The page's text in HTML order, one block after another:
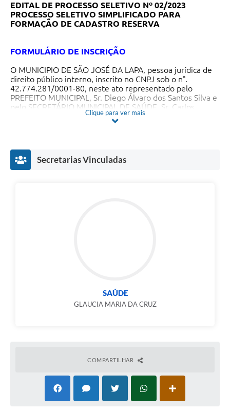
EDITAL DE PROCESSO SELETIVO Nº 02/2023
PROCESSO SELETIVO SIMPLIFICADO PARA
FORMAÇÃO DE CADASTRO RESERVA
FORMULÁRIO DE INSCRIÇÃO
O MUNICIPIO DE SÃO JOSÉ DA LAPA, pessoa jurídica de
direito público interno, inscrito no CNPJ sob o n°.
42.774.281/0001-80, neste ato representado pelo
PREFEITO MUNICIPAL, Sr. Diego Álvaro dos Santos Silva e
pelo SECRETÁRIO MUNICIPAL DE SAÚDE, Sr. Carlos
Henrique Ferreira Alves, na forma preconizada pelo art.
37, IX da Constituição Federal, FAZ SABER a todos os
PROCESSO SELETIVO SIMPLIFICADO PARA
PREENCHIMENTO DE VAGAS E CADASTRO DE RESERVA
NAS CATEGORIAS PROFISSIONAIS: MÉDIDO
Clique para ver mais
Secretarias Vinculadas
SAÚDE
GLAUCIA MARIA DA CRUZ
COMPARTILHAR